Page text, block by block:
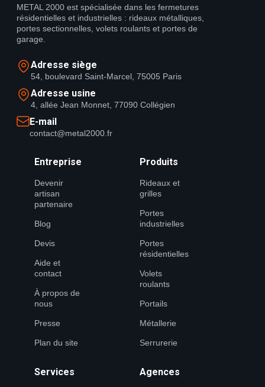
METAL 2000 est spécialisée dans les fermetures
résidentielles et industrielles : rideaux métalliques,
portes sectionnelles, volets roulants et portes de
garage.
Adresse siège
54, boulevard Saint-Marcel, 75005 Paris
Adresse usine
4, allée Jean Monnet, 77090 Collégien
E-mail
contact@metal2000.fr
Entreprise
Devenir
artisan
partenaire
Blog
Devis
Aide et
contact
À propos de
nous
Presse
Plan du site
Produits
Rideaux et
grilles
Portes
industrielles
Portes
résidentielles
Volets
roulants
Portails
Métallerie
Serrurerie
Services Agences